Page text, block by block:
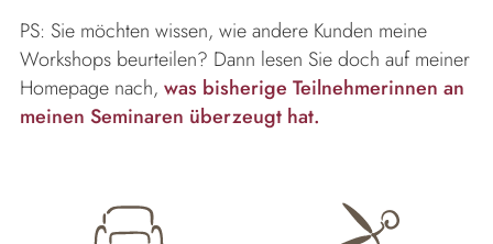
PS: Sie möchten wissen, wie andere Kunden meine
Workshops beurteilen? Dann lesen Sie doch auf meiner
Homepage nach, was bisherige Teilnehmerinnen an
meinen Seminaren überzeugt hat.